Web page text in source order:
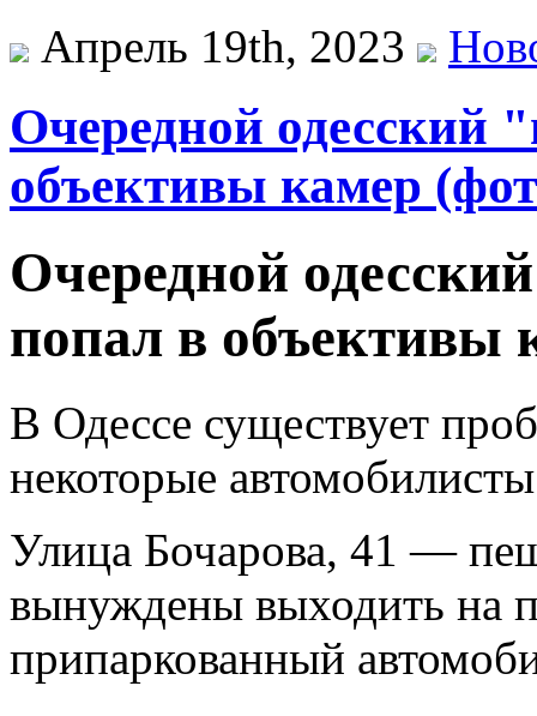
Апрель 19th, 2023
Очередной одесский
объективы камер
Очередной
попал в объективы
В Одессе существует
некоторые
Улица Бочарова, 41 —
вынуждены выходить на
припаркованный